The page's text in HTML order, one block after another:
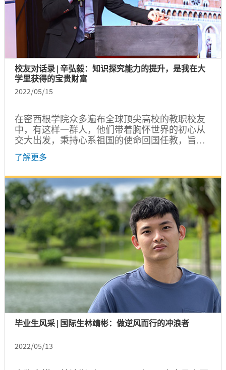
校友对话录 | 辛弘毅：知识探究能力的提升，是我在大
学里获得的宝贵财富
2022/05/15
在密西根学院众多遍布全球顶尖高校的教职校友
中，有这样一群人，他们带着胸怀世界的初心从
交大出发，秉持心系祖国的使命回国任教，旨在
为国家培养更多人才，为人类带来更多研发突
破。“饮水思源”是根植在他们心中不变的情怀，
契机让他们走上科研教学之路？他们对未来的人
才培养又有哪些期许？近期，我们推出校友对话
录特辑，以访谈的形式走近这群教职校友，了解
他们背后的成长故事。...
了解更多
毕业生风采 | 国际生林靖彬：做逆风而行的冲浪者
2022/05/13